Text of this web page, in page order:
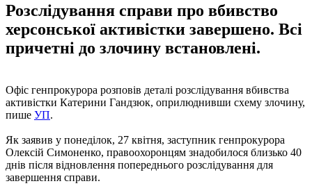
Розслідування справи про вбивство
херсонської активістки завершено. Всі
причетні до злочину встановлені.
Офіс генпрокурора розповів деталі розслідування вбивства
активістки Катерини Гандзюк, оприлюднивши схему злочину,
пише УП.
Як заявив у понеділок, 27 квітня, заступник генпрокурора
Олексій Симоненко, правоохоронцям знадобилося близько 40
днів після відновлення попереднього розслідування для
завершення справи.